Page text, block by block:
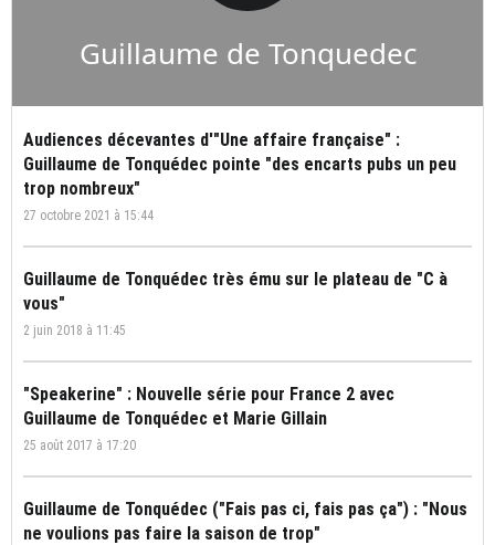
Guillaume de Tonquedec
Audiences décevantes d'"Une affaire française" :
Guillaume de Tonquédec pointe "des encarts pubs un peu
trop nombreux"
27 octobre 2021 à 15:44
Guillaume de Tonquédec très ému sur le plateau de "C à
vous"
2 juin 2018 à 11:45
"Speakerine" : Nouvelle série pour France 2 avec
Guillaume de Tonquédec et Marie Gillain
25 août 2017 à 17:20
Guillaume de Tonquédec ("Fais pas ci, fais pas ça") : "Nous
ne voulions pas faire la saison de trop"